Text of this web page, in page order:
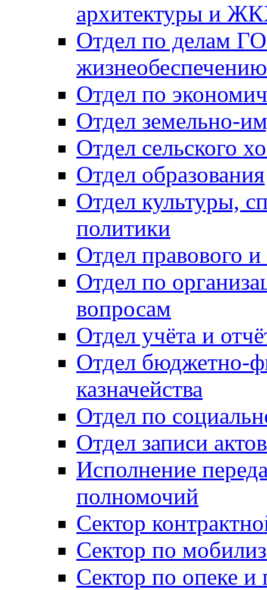
архитектуры и
Отдел по делам
Отдел по
Отдел земельно-
Отдел сельского
Отдел образования
Отдел культуры,
политики
Отдел правового
Отдел по
вопросам
Отдел учёта и
Отдел бюджетно-
казначейства
Отдел по
Отдел записи
Исполнение
полномочий
Сектор
Сектор по
Сектор по опеке и